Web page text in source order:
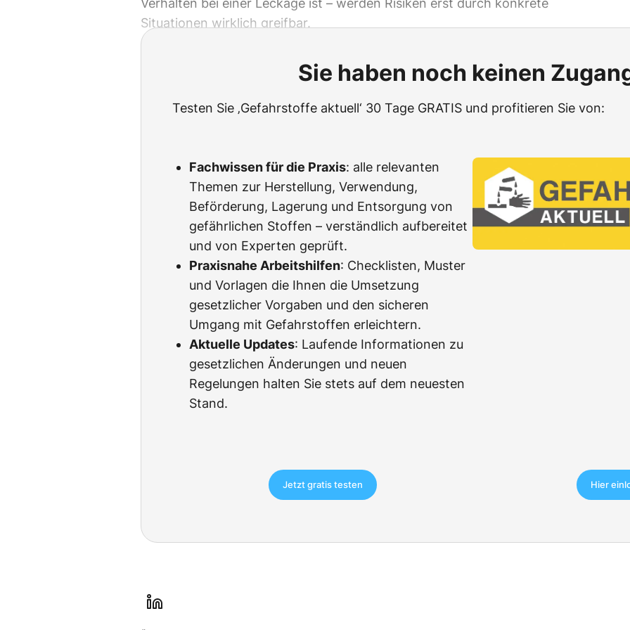
Verhalten bei einer Leckage ist – werden Risiken erst durch konkrete
Situationen wirklich greifbar.
Sie haben noch keinen
Testen Sie ‚Gefahrstoffe aktuell‘ 30 Tage GRATIS und profitieren Sie von:
Fachwissen für die Praxis: alle relevanten
Themen zur Herstellung, Verwendung,
Beförderung, Lagerung und Entsorgung von
gefährlichen Stoffen – verständlich aufbereitet
und von Experten geprüft.
Praxisnahe Arbeitshilfen: Checklisten, Muster
und Vorlagen die Ihnen die Umsetzung
gesetzlicher Vorgaben und den sicheren
Umgang mit Gefahrstoffen erleichtern.
Aktuelle Updates: Laufende Informationen zu
gesetzlichen Änderungen und neuen
Regelungen halten Sie stets auf dem neuesten
Stand.
Jetzt gratis testen Hier